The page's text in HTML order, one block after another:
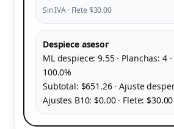
Sin IVA · Flete $30.00
Despiece asesor
ML despiece: 9.55 · Planchas: 4
100.0%
Subtotal: $651.26 · Ajuste
Ajustes B10: $0.00 · Flete: $30.00